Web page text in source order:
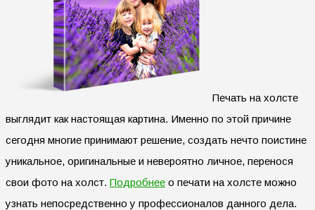
Печать на холсте
выглядит как настоящая картина. Именно по этой причине
сегодня многие принимают решение, создать нечто поистине
уникальное, оригинальные и невероятно личное, перенося
свои фото на холст. Подробнее о печати на холсте можно
узнать непосредственно у профессионалов данного дела.